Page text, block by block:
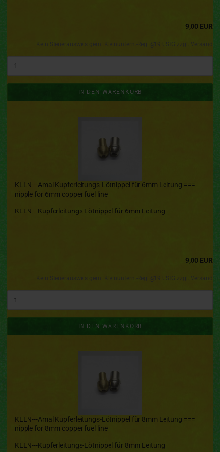
9,00 EUR
IN DEN WARENKORB
KLLN---Amal Kupferleitungs-Lötnippel für 6mm Leitung ===
nipple for 6mm copper fuel line
KLLN---Kupferleitungs-Lötnippel für 6mm Leitung
9,00 EUR
IN DEN WARENKORB
KLLN---Amal Kupferleitungs-Lötnippel für 8mm Leitung ===
nipple for 8mm copper fuel line
KLLN---Kupferleitungs-Lötnippel für 8mm Leitung